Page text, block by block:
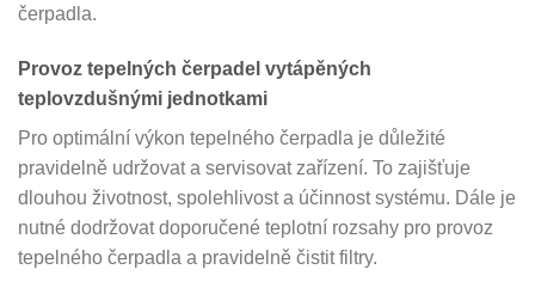
čerpadla.
Provoz tepelných čerpadel vytápěných
teplovzdušnými jednotkami
Pro optimální výkon tepelného čerpadla je důležité
pravidelně udržovat a servisovat zařízení. To zajišťuje
dlouhou životnost, spolehlivost a účinnost systému. Dále je
nutné dodržovat doporučené teplotní rozsahy pro provoz
tepelného čerpadla a pravidelně čistit filtry.